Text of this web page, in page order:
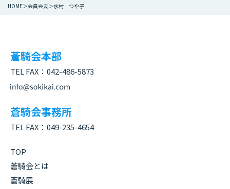
HOME 会員会友 水村 つや子
蒼騎会本部
TEL FAX： 042-486-5873
蒼騎会事務所
TEL FAX： 049-235-4654
TOP
蒼騎会とは
蒼騎展